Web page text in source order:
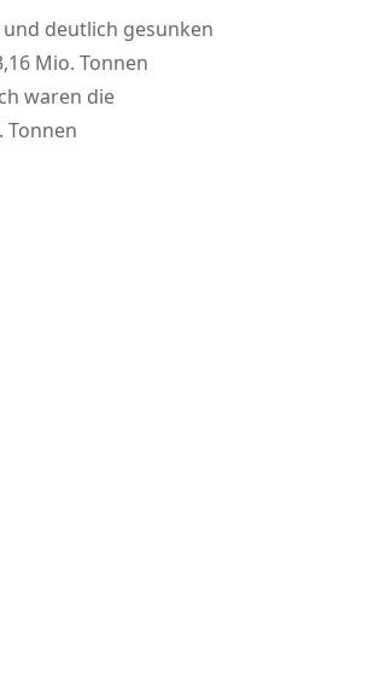
deutlich gesunken
Mio. Tonnen
waren die
Tonnen